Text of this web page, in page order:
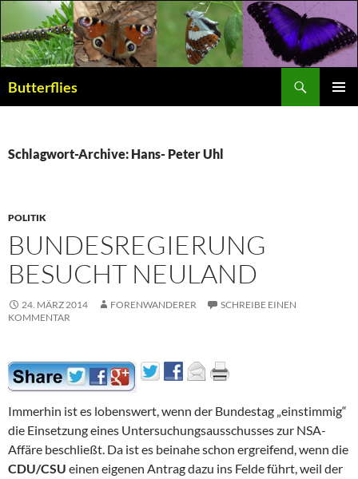
Butterflies
Schlagwort-Archive: Hans- Peter Uhl
POLITIK
BUNDESREGIERUNG
BESUCHT NEULAND
24. MÄRZ 2014 FORENWANDERER
SCHREIBE EINEN
KOMMENTAR
Immerhin ist es lobenswert, wenn der Bundestag „einstimmig“
die Einsetzung eines Untersuchungsausschusses zur NSA-
Affäre beschließt. Da ist es beinahe schon ergreifend, wenn die
CDU/CSU einen eigenen Antrag dazu ins Felde führt, weil der